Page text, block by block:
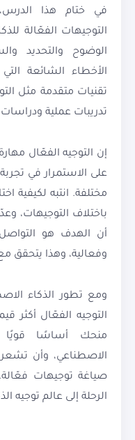
في ختام هذا
التوجيهات الفعّالة
الوضوح والتحديد
الأخطاء الشائعة
تقنيات متقدمة مثل
تدريبات عملية
إن التوجيه الفعّال
على الاستمرار في
مختلفة. انتبه لكيفية
باختلاف التوجيهات،
أن الهدف هو
وفعالية، وهذا يتحقق
ومع تطور الذكاء
التوجيه الفعّال أكثر
منحك أساسًا قويًا
الاصطناعي، وأن
صياغة توجيهات
الرحلة إلى عالم توجيه